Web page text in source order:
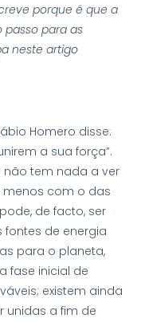
porque é que a
passo para as
neste artigo
Homero disse:
a sua força”.
não tem nada a ver
com o das
de facto, ser
de energia
para o planeta,
fase inicial de
existem ainda
unidas a fim de